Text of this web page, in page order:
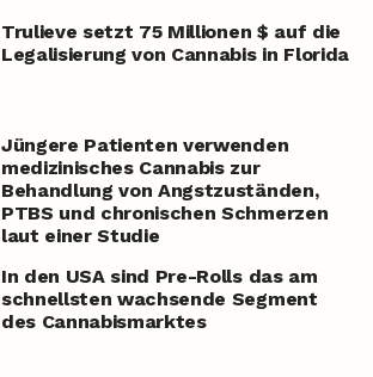
Trulieve setzt 75 Millionen $ auf die
Legalisierung von Cannabis in Florida
Jüngere Patienten verwenden
medizinisches Cannabis zur
Behandlung von Angstzuständen,
PTBS und chronischen Schmerzen
laut einer Studie
In den USA sind Pre-Rolls das am
schnellsten wachsende Segment
des Cannabismarktes